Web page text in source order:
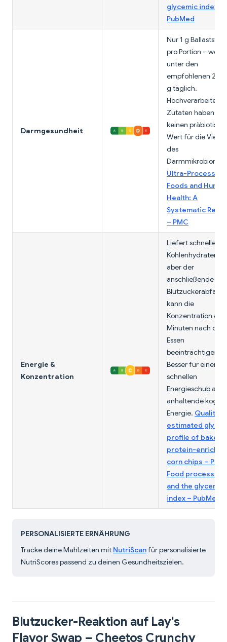
glycemic index –
PubMed
Darmgesundheit
Nur 1 g
pro Portion – weit
unter den
empfohlenen
g täglich.
Hochverarbeitete
Zutaten haben
keinen
Wert für die
des
Darmmikrobioms.
Ultra-Processed
Foods and Human
Health: A
Systematic
– PMC
Energie &
Konzentration
Liefert schnelle
aber der
anschließende
Blutzuckerabfall
kann die
Konzentration
Minuten nach dem
Essen
beeinträchtigen.
Besser für einen
schnellen
Energieschub als
anhaltende
Energie. Quality
estimated
profile of baked
protein-enriched
corn chips – PMC
Food processing
and the glycemic
index – PubMed
PERSONALISIERTE ERNÄHRUNG
Tracke deine Mahlzeiten mit NutriScanfür personalisierte
NutriScores passend zu deinen Gesundheitszielen.
Blutzucker-Reaktion auf Lay's
Flavor Swap – Cheetos Crunchy